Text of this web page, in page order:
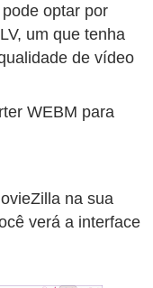
optar por
um que tenha
de vídeo
WEBM para
na sua
verá a interface